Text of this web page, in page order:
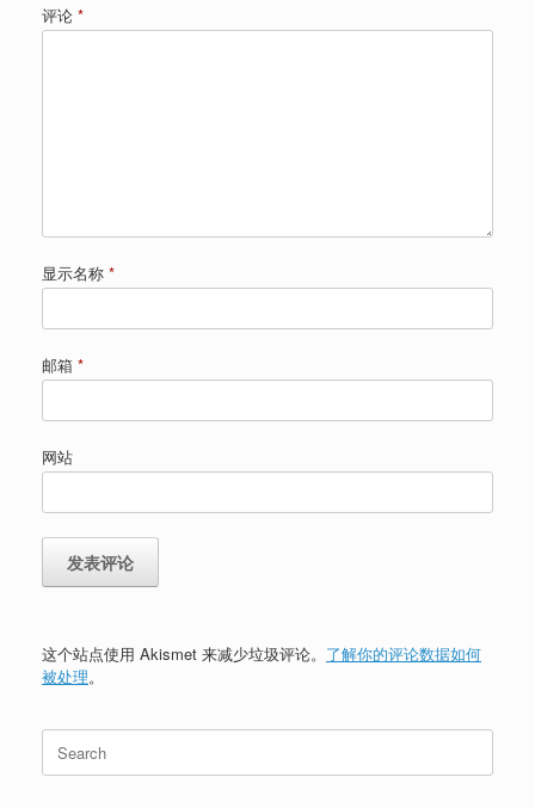
评论 *
显示名称 *
邮箱 *
网站
这个站点使用 Akismet 来减少垃圾评论。 了解你的评论数据如何
被处理。
Search
for: